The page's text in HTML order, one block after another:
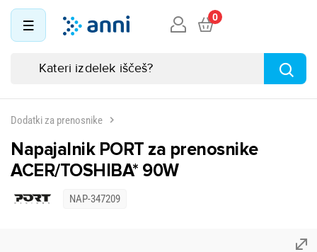
0
Dodatki za prenosnike
Napajalnik PORT za prenosnike
ACER/TOSHIBA* 90W
NAP-347209